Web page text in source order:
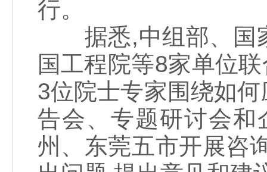
行。
据悉,中组部、国家
国工程院等8家单位
3位院士专家围绕如
告会、专题研讨会
州、东莞五市开展咨